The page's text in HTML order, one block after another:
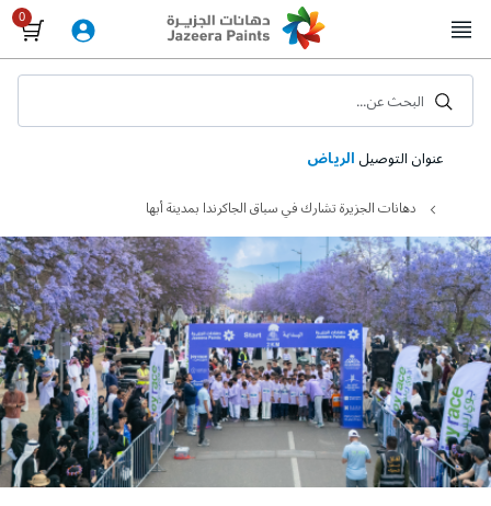
to
Content
عنوان التوصيلالرياض
البحث عن...
دهانات الجزيرة تشارك في سباق الجاكرندا بمدينة أبها